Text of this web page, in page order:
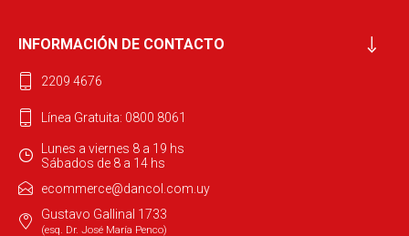
INFORMACIÓN DE CONTACTO
2209 4676
Línea Gratuita: 0800 8061
Lunes a viernes 8 a 19 hs
Sábados de 8 a 14 hs
ecommerce@dancol.com.uy
Gustavo Gallinal 1733
(esq. Dr. José María Penco)